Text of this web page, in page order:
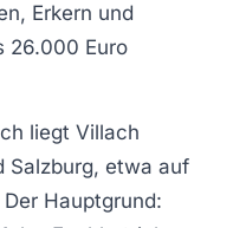
Erkern und
26.000 Euro
liegt Villach
Salzburg, etwa auf
Hauptgrund: